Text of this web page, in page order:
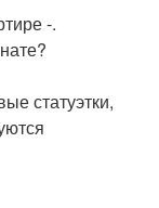
-.
статуэтки,